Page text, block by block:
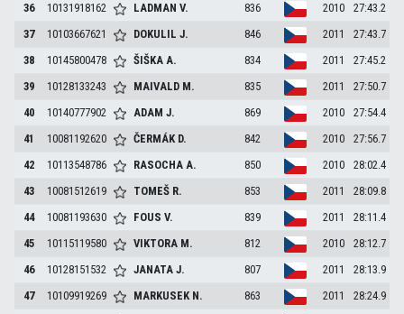
36
10131918162 LADMANV. 836 2010
27:43.2
37
10103667621 DOKULILJ. 846 2011
27:43.7
38
10145800478 ŠIŠKAA. 834 2011
27:45.2
39
10128133243 MAIVALD M. 835 2011
27:50.7
40
10140777902 ADAMJ. 869 2010
27:54.4
41
10081192620 ČERMÁK D. 842 2010
27:56.7
42
10113548786 RASOCHAA. 850 2010
28:02.4
43
10081512619 TOMEŠ R. 853 2011
28:09.8
44
10081193630 FOUSV. 839 2011
28:11.4
45
10115119580 VIKTORA M. 812 2010
28:12.7
46
10128151532 JANATAJ. 807 2011
28:13.9
47
10109919269 MARKUSEK N. 863 2011
28:24.9